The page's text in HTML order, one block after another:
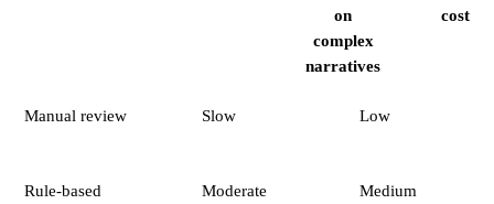
on
complex
narratives
cost
Manual review Slow Low
Rule-based
Moderate Medium